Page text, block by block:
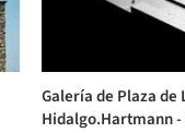
Galería de Plaza de
Hidalgo.Hartmann -